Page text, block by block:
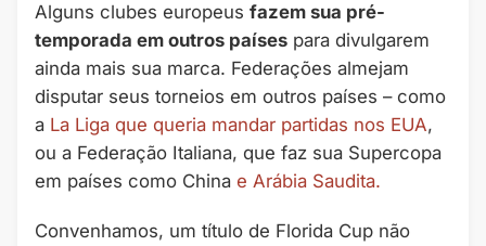
Alguns clubes europeus fazem sua pré-
temporada em outros países para divulgarem
ainda mais sua marca. Federações almejam
disputar seus torneios em outros países – como
a La Liga que queria mandar partidas nos EUA,
ou a Federação Italiana, que faz sua Supercopa
em países como China e Arábia Saudita.
Convenhamos, um título de Florida Cup não